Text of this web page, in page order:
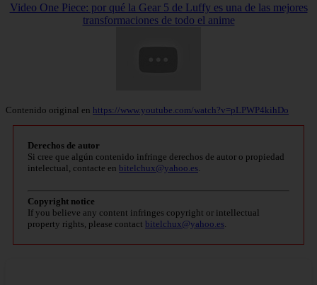
Video One Piece: por qué la Gear 5 de Luffy es una de las mejores
transformaciones de todo el anime
Contenido original en https://www.youtube.com/watch?v=pLPWP4kihDo
Derechos de autor
Si cree que algún contenido infringe derechos de autor o propiedad
intelectual, contacte en bitelchux@yahoo.es.
Copyright notice
If you believe any content infringes copyright or intellectual
property rights, please contact bitelchux@yahoo.es.